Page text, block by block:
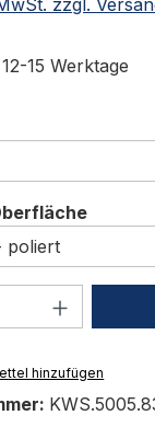
15 Werktage
Anzahl:
hinzufügen